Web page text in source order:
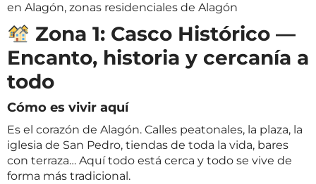
en Alagón, zonas residenciales de Alagón
Zona 1: Casco Histórico —
Encanto, historia y cercanía a
todo
Cómo es vivir aquí
Es el corazón de Alagón. Calles peatonales, la plaza, la
iglesia de San Pedro, tiendas de toda la vida, bares
con terraza… Aquí todo está cerca y todo se vive de
forma más tradicional.